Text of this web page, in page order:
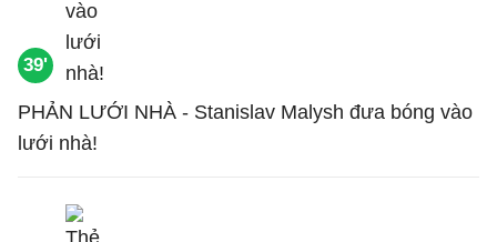
39'
PHẢN LƯỚI NHÀ - Stanislav Malysh đưa bóng vào
lưới nhà!